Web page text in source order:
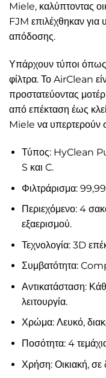
Miele, καλύπτοντας
FJM επιλέχθηκαν για
απόδοσης.
Υπάρχουν τύποι
φίλτρα. Το AirClean
προστατεύοντας
από επέκταση έως
Miele να υπερτερούν
Τύπος: HyClean
S και C.
Φιλτράρισμα:
Περιεχόμενο: 4
εξαερισμού.
Τεχνολογία: 3D
Συμβατότητα:
Αντικατάσταση:
λειτουργία.
Χρώμα: Λευκό,
Ποσότητα: 4
Χρήση: Οικιακή,